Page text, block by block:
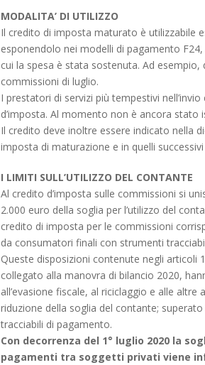
MODALITA’ DI UTILIZZO
Il credito di imposta maturato è utilizzabile
esponendolo nei modelli di pagamento
cui la spesa è stata sostenuta. Ad
commissioni di luglio.
I prestatori di servizi più tempestivi
d’imposta. Al momento non è ancora stato
Il credito deve inoltre essere indicato nella
imposta di maturazione e in quelli
I LIMITI SULL’UTILIZZO DEL CONTANTE
Al credito d’imposta sulle commissioni si
2.000 euro della soglia per l’utilizzo del
credito di imposta per le commissioni
da consumatori finali con strumenti
Queste disposizioni contenute negli articoli
collegato alla manovra di bilancio 2020,
all’evasione fiscale, al riciclaggio e alle
riduzione della soglia del contante;
tracciabili di pagamento.
Con decorrenza del 1° luglio 2020 la
pagamenti tra soggetti privati viene